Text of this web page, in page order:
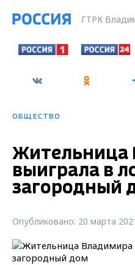
ГТРК
ОБЩЕСТВО
Жительница
выиграла в
загородный
Опубликовано: 20 марта